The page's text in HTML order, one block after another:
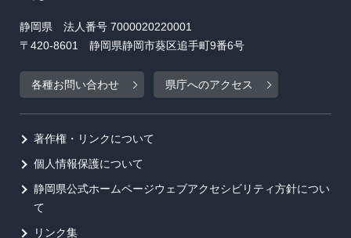
静岡県 法人番号 7000020220001
〒420-8601 静岡県静岡市葵区追手町9番6号
各種お問い合わせ 県庁へのアクセス
著作権・リンクについて
個人情報保護について
静岡県公式ホームページウェブアクセシビリティ方針につい
て
リンク集